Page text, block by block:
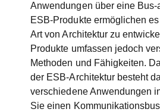
Anwendungen über eine Bus-
ESB-Produkte ermöglichen
Art von Architektur zu
Produkte umfassen jedoch
Methoden und Fähigkeiten.
der ESB-Architektur besteht
verschiedene Anwendungen
Sie einen